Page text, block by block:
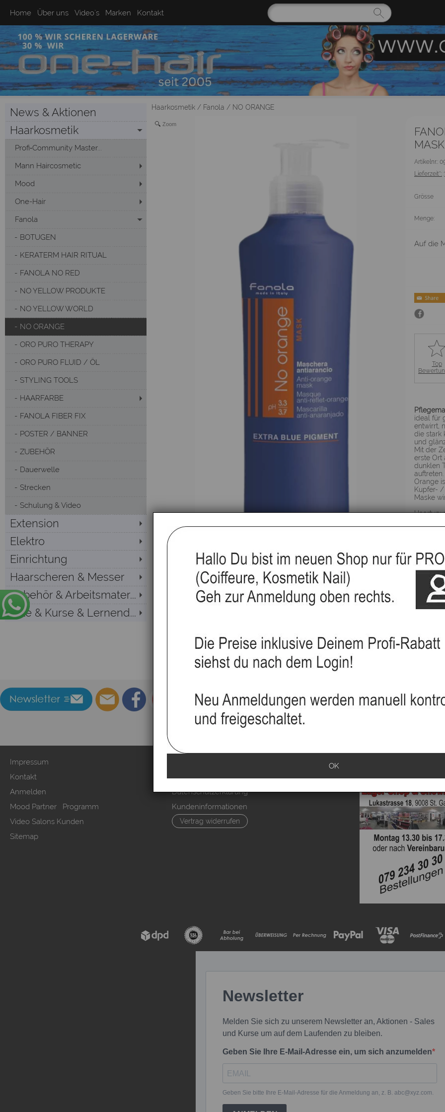
Home Über uns Video`s Marken Kontakt
News & Aktionen
Haarkosmetik
Profi‑Community Master...
Mann Haircosmetic
Mood
One-Hair
Fanola
BOTUGEN
KERATERM HAIR RITUAL
FANOLA NO RED
NO YELLOW PRODUKTE
NO YELLOW WORLD
NO ORANGE
ORO PURO THERAPY
ORO PURO FLUID / ÖL
STYLING TOOLS
HAARFARBE
FANOLA FIBER FIX
POSTER / BANNER
ZUBEHÖR
Dauerwelle
Strecken
Schulung & Video
Extension
Elektro
Einrichtung
Haarscheren & Messer
Zubehör & Arbeitsmater...
Sale & Kurse & Lernend...
Haarkosmetik / Fanola / NO ORANGE
Zoom
Artikelnr.:
Lieferzeit*:
Grösse
Menge:
Auf die
Top
ideal für
entwirrt,
die stark
und
Mit der
erste Ort
dunklen
Orange
Kupfer- /
Maske
Haartyp:
Sie
Tipp:
gleich
Impressum
Kontakt
Anmelden
Mood Partner Programm
Video Salons Kunden
Sitemap
AGB & Kundeninfo
Datenschutzerklärung
Kundeninformationen
Vertrag widerrufen
OK